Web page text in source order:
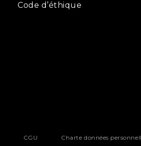
Code d’éthique
CGU Charte données